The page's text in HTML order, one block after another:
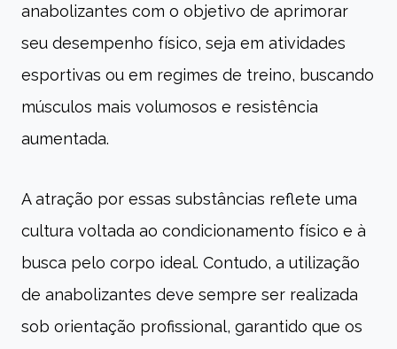
anabolizantes com o objetivo de aprimorar
seu desempenho físico, seja em atividades
esportivas ou em regimes de treino, buscando
músculos mais volumosos e resistência
aumentada.
A atração por essas substâncias reflete uma
cultura voltada ao condicionamento físico e à
busca pelo corpo ideal. Contudo, a utilização
de anabolizantes deve sempre ser realizada
sob orientação profissional, garantido que os